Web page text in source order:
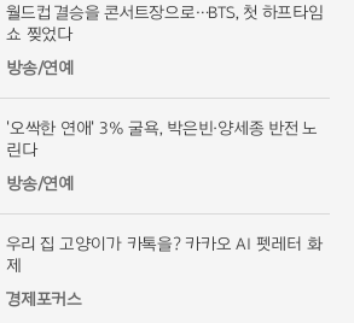
월드컵 결승을 콘서트장으로…BTS, 첫 하프타임
쇼 찢었다
방송/연예
'오싹한 연애' 3% 굴욕, 박은빈·양세종 반전 노
린다
방송/연예
우리 집 고양이가 카톡을? 카카오 AI 펫레터 화
제
경제포커스